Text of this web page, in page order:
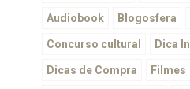
Audiobook Blogosfera
Concurso cultural Dica
Dicas de Compra Filmes